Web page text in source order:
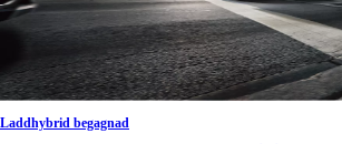
Laddhybrid begagnad